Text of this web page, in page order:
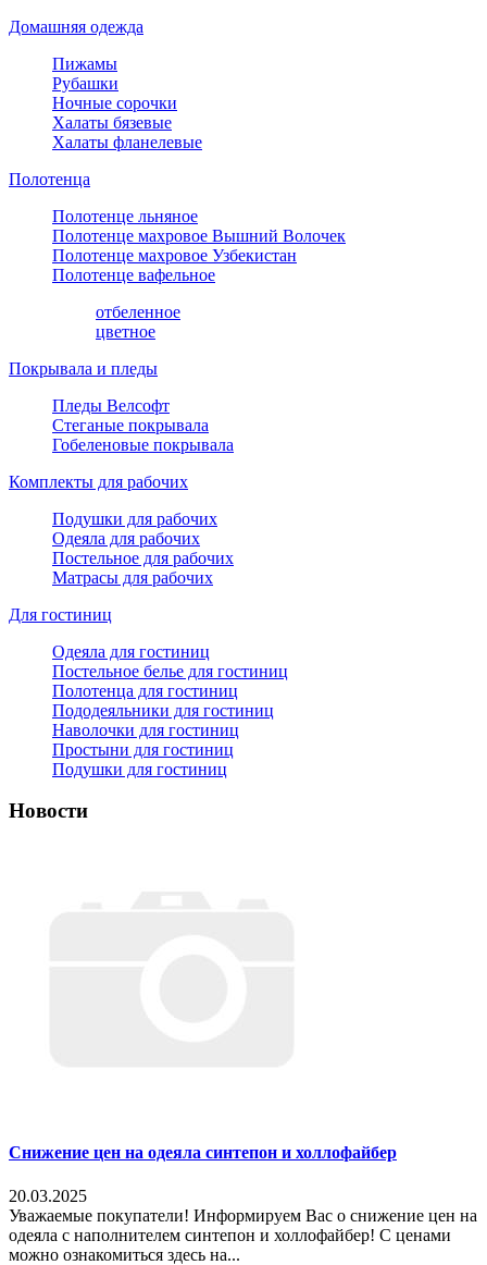
Домашняя одежда
Пижамы
Рубашки
Ночные сорочки
Халаты бязевые
Халаты фланелевые
Полотенца
Полотенце льняное
Полотенце махровое Вышний Волочек
Полотенце махровое Узбекистан
Полотенце вафельное
отбеленное
цветное
Покрывала и пледы
Пледы Велсофт
Стеганые покрывала
Гобеленовые покрывала
Комплекты для рабочих
Подушки для рабочих
Одеяла для рабочих
Постельное для рабочих
Матрасы для рабочих
Для гостиниц
Одеяла для гостиниц
Постельное белье для гостиниц
Полотенца для гостиниц
Пододеяльники для гостиниц
Наволочки для гостиниц
Простыни для гостиниц
Подушки для гостиниц
Новости
Снижение цен на одеяла синтепон и холлофайбер
20.03.2025
Уважаемые покупатели! Информируем Вас о снижение цен на
одеяла с наполнителем синтепон и холлофайбер! С ценами
можно ознакомиться здесь на...